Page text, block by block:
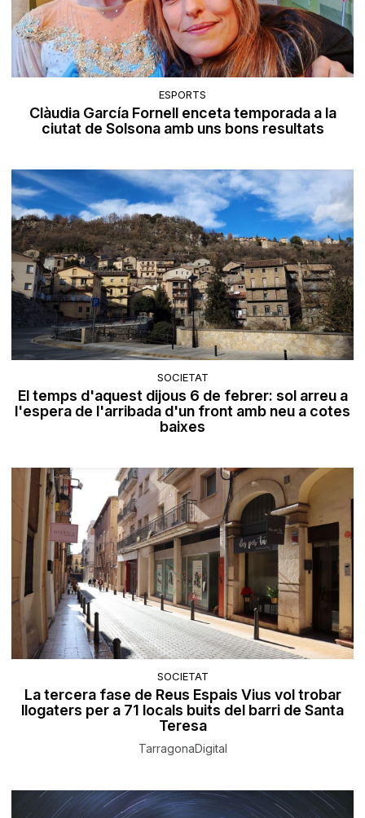
ESPORTS
Clàudia García Fornell enceta temporada a la
ciutat de Solsona amb uns bons resultats
SOCIETAT
El temps d'aquest dijous 6 de febrer: sol arreu a
l'espera de l'arribada d'un front amb neu a cotes
baixes
SOCIETAT
La tercera fase de Reus Espais Vius vol trobar
llogaters per a 71 locals buits del barri de Santa
Teresa
TarragonaDigital